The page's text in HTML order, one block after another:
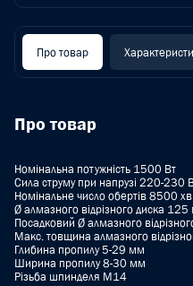
Про товар
Про товар
Номінальна потужність 1500 Вт
Сила струму при напрузі 220-230
Номінальне число обертів 8500
Ø алмазного відрізного диска
Посадковий Ø алмазного
Макс. товщина алмазного
Глибина пропилу 5-29 мм
Ширина пропилу 8-30 мм
Різьба шпинделя M14